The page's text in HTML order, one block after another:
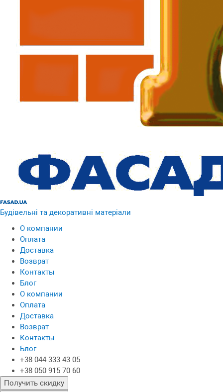
Будівельні та декоративні матеріали
О компании
Оплата
Доставка
Возврат
Контакты
Блог
О компании
Оплата
Доставка
Возврат
Контакты
Блог
+38 044 333 43 05
+38 050 915 70 60
Получить скидку